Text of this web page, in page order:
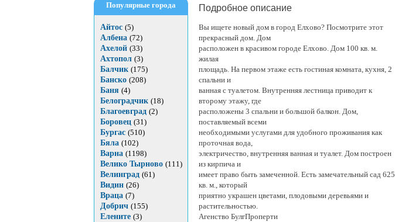
Популярные города
Айтос (5)
Албена (72)
Ахелой (33)
Ахтопол (3)
Балчик (175)
Банско (208)
Баня (4)
Белоградчик (18)
Благоевград (2)
Боровец (31)
Бургас (510)
Бяла (102)
Варна (1198)
Велико Тырново (111)
Велинград (61)
Видин (26)
Враца (7)
Добрич (155)
Елените (3)
Подробное описание
Вы ищете новый дом в город Елхово? Посмотрите этот
прекрасный дом. Дом
расположен в красивом городе Елхово. Дом 100 кв. м.
жилая
площадь. На первом этаже есть гостиная комната, кухня, 2
спальни и
ванная с туалетом. Внутренняя лестница приводит к
второму этажу, где
расположены 3 спальни и большой балкон. Дом,
поставляемый всеми
необходимыми услугами для удобного проживания как
проточная вода,
электричество, внутренняя ванная и туалет. Дом построен
из кирпича и
имеет право быть замеченной. Есть замечательный сад 625
кв. м., который
приятно украшен цветами, плодовыми деревьями и
растительностью.
Агенство БулгПроперти